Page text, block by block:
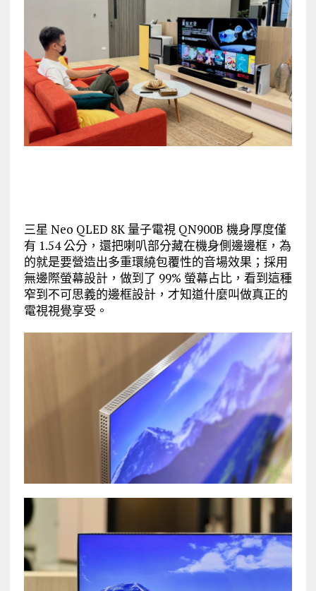
三星 Neo QLED 8K 量子電視 QN900B 機身厚度僅
有 1.54 公分，還把喇叭部分藏在機身側邊邊框，為
的就是要營造出多重環繞包覆性的音場效果；採用
無邊際螢幕設計，做到了 99% 螢幕占比，看到這種
窄到不可思義的邊框設計，才知道什麼叫做真正的
電視視覺享受。